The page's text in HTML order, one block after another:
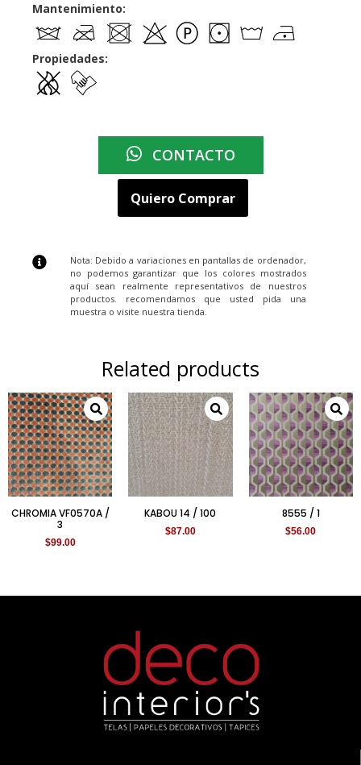
Mantenimiento:
Propiedades:
CONTACTO
Quiero Comprar
Nota: Debido a variaciones en pantallas de ordenador,
no podemos garantizar que los colores mostrados
aquí sean realmente representativos de nuestros
productos. recomendamos que usted pida una
muestra o visite nuestra tienda.
Related products
CHROMIA VF0570A /
3
$99.00
KABOU 14 / 100
$87.00
8555 / 1
$56.00